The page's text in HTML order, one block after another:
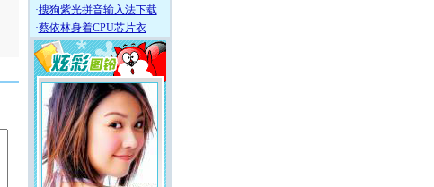
·搜狗紫光拼音输入法下载
·蔡依林身着CPU芯片衣